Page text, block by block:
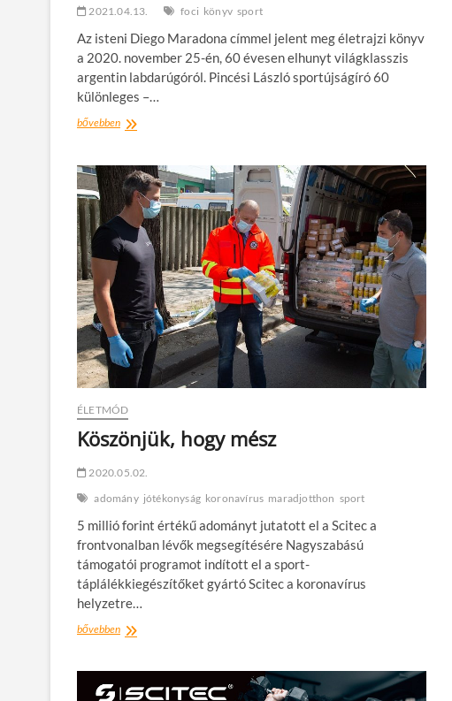
2021.04.13. foci könyv sport
Az isteni Diego Maradona címmel jelent meg életrajzi könyv
a 2020. november 25-én, 60 évesen elhunyt világklasszis
argentin labdarúgóról. Pincési László sportújságíró 60
különleges –…
bővebbenKönyv
Diego
Maradona
életéről
ÉLETMÓD
Köszönjük, hogy mész
2020.05.02.
adomány jótékonyság koronavírus maradjotthon sport
5 millió forint értékű adományt jutatott el a Scitec a
frontvonalban lévők megsegítésére Nagyszabású
támogatói programot indított el a sport-
táplálékkiegészítőket gyártó Scitec a koronavírus
helyzetre…
bővebbenKöszönjük,